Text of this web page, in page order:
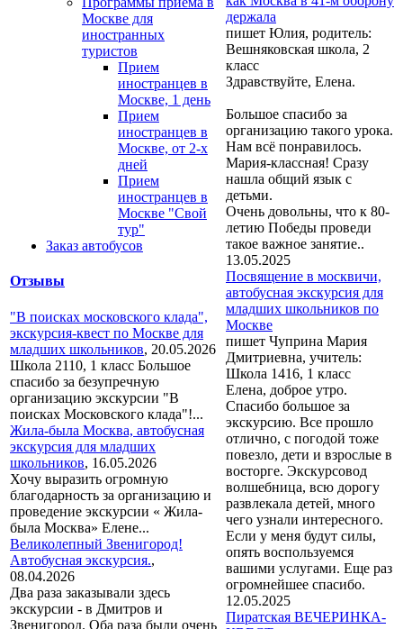
Москве для
иностранных
туристов
Прием
иностранцев в
Москве, 1 день
Прием
иностранцев в
Москве, от 2-х
дней
Прием
иностранцев в
Москве "Свой
тур"
Заказ автобусов
Отзывы
"В поисках московского клада",
экскурсия-квест по Москве для
младших школьников, 20.05.2026
Школа 2110, 1 класс Большое
спасибо за безупречную
организацию экскурсии "В
поисках Московского клада"!...
Жила-была Москва, автобусная
экскурсия для младших
школьников, 16.05.2026
Хочу выразить огромную
благодарность за организацию и
проведение экскурсии « Жила-
была Москва» Елене...
Великолепный Звенигород!
Автобусная экскурсия.,
08.04.2026
Два раза заказывали здесь
экскурсии - в Дмитров и
Звенигород. Оба раза были очень
держала
пишет Юлия, родитель:
Вешняковская школа, 2
класс
Здравствуйте, Елена.
Большое спасибо за
организацию такого урока.
Нам всё понравилось.
Мария-классная! Сразу
нашла общий язык с
детьми.
Очень довольны, что к 80-
летию Победы проведи
такое важное занятие..
13.05.2025
Посвящение в москвичи,
автобусная экскурсия для
младших школьников по
Москве
пишет Чуприна Мария
Дмитриевна, учитель:
Школа 1416, 1 класс
Елена, доброе утро.
Спасибо большое за
экскурсию. Все прошло
отлично, с погодой тоже
повезло, дети и взрослые в
восторге. Экскурсовод
волшебница, всю дорогу
развлекала детей, много
чего узнали интересного.
Если у меня будут силы,
опять воспользуемся
вашими услугами. Еще раз
огромнейшее спасибо.
12.05.2025
Пиратская ВЕЧЕРИНКА-